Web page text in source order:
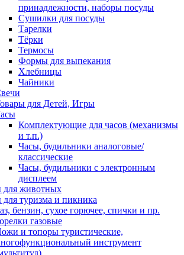
принадлежности, наборы посуды
Сушилки для посуды
Тарелки
Тёрки
Термосы
Формы для выпекания
Хлебницы
Чайники
для Детей, Игры
Комплектующие для часов (механизмы
и т.п.)
Часы, будильники аналоговые/
классические
Часы, будильники с электронным
дисплеем
для животных
для туризма и пикника
бензин, сухое горючее, спички и пр.
газовые
и топоры туристические,
инструмент